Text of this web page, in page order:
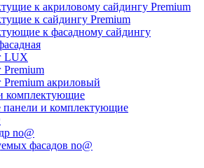
к акриловому сайдингу Premium
к сайдингу Premium
к фасадному сайдингу
LUX
акриловый
комплектующие
и комплектующие
no@
фасадов no@